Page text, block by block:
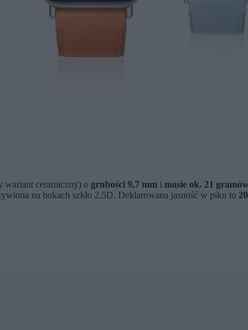
wariant ceramiczny) o grubości 9,7 mm i masie ok. 21 gramów
na bokach szkło 2.5D. Deklarowana jasność w piku to